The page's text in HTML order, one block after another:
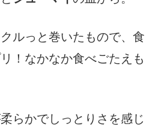
ルっと巻いたもので、食
！なかなか食べごたえも
らかでしっとりさを感じ